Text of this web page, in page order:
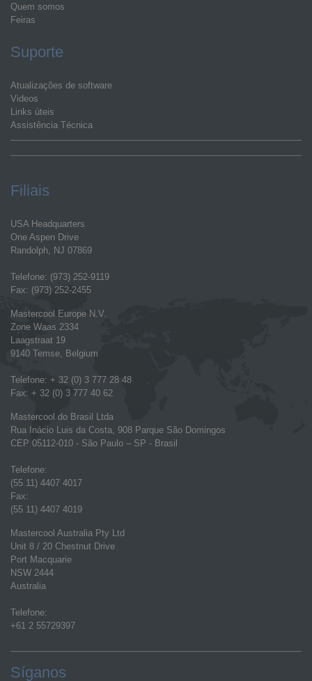
Quem somos
Feiras
Suporte
Atualizações de software
Videos
Links úteis
Assistência Técnica
Filiais
USA Headquarters
One Aspen Drive
Randolph, NJ 07869
Telefone: (973) 252-9119
Fax: (973) 252-2455
Mastercool Europe N.V.
Zone Waas 2334
Laagstraat 19
9140 Temse, Belgium
Telefone: + 32 (0) 3 777 28 48
Fax: + 32 (0) 3 777 40 62
Mastercool do Brasil Ltda
Rua Inácio Luis da Costa, 908 Parque São Domingos
CEP 05112-010 - São Paulo – SP - Brasil
Telefone:
(55 11) 4407 4017
Fax:
(55 11) 4407 4019
Mastercool Australia Pty Ltd
Unit 8 / 20 Chestnut Drive
Port Macquarie
NSW 2444
Australia
Telefone:
+61 2 55729397
Síganos